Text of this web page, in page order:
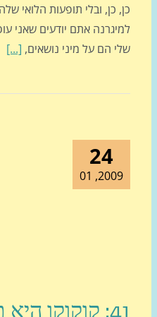
כן, ובלי תופעות הלואי שלהן דיקור
אתם יודעים שאני עוסק
הם על מיני נושאים, [...]